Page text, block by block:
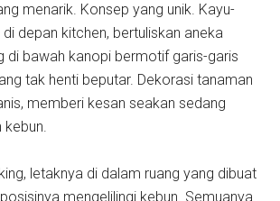
menarik. Konsep yang unik. Kayu-
depan kitchen, bertuliskan aneka
di bawah kanopi bermotif garis-garis
tak henti beputar. Dekorasi tanaman
memberi kesan seakan sedang
kebun.
letaknya di dalam ruang yang dibuat
mengelilingi kebun. Semuanya